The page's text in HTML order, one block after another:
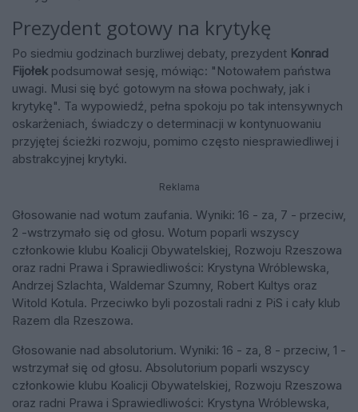
Prezydent gotowy na krytykę
Po siedmiu godzinach burzliwej debaty, prezydent Konrad
Fijołekpodsumował sesję, mówiąc: "Notowałem państwa
uwagi. Musi się być gotowym na słowa pochwały, jak i
krytykę". Ta wypowiedź, pełna spokoju po tak intensywnych
oskarżeniach, świadczy o determinacji w kontynuowaniu
przyjętej ścieżki rozwoju, pomimo często niesprawiedliwej i
abstrakcyjnej krytyki.
Reklama
Głosowanie nad wotum zaufania. Wyniki: 16 - za, 7 - przeciw,
2 -wstrzymało się od głosu. Wotum poparli wszyscy
członkowie klubu Koalicji Obywatelskiej, Rozwoju Rzeszowa
oraz radni Prawa i Sprawiedliwości: Krystyna Wróblewska,
Andrzej Szlachta, Waldemar Szumny, Robert Kultys oraz
Witold Kotula. Przeciwko byli pozostali radni z PiS i cały klub
Razem dla Rzeszowa.
Głosowanie nad absolutorium. Wyniki: 16 - za, 8 - przeciw, 1 -
wstrzymał się od głosu. Absolutorium poparli wszyscy
członkowie klubu Koalicji Obywatelskiej, Rozwoju Rzeszowa
oraz radni Prawa i Sprawiedliwości: Krystyna Wróblewska,